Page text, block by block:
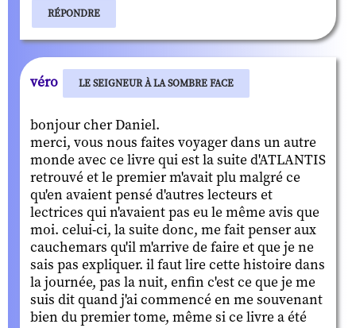
RÉPONDRE
véro LE SEIGNEUR À LA SOMBRE FACE
bonjour cher Daniel.
merci, vous nous faites voyager dans un autre
monde avec ce livre qui est la suite d'ATLANTIS
retrouvé et le premier m'avait plu malgré ce
qu'en avaient pensé d'autres lecteurs et
lectrices qui n'avaient pas eu le même avis que
moi. celui-ci, la suite donc, me fait penser aux
cauchemars qu'il m'arrive de faire et que je ne
sais pas expliquer. il faut lire cette histoire dans
la journée, pas la nuit, enfin c'est ce que je me
suis dit quand j'ai commencé en me souvenant
bien du premier tome, même si ce livre a été